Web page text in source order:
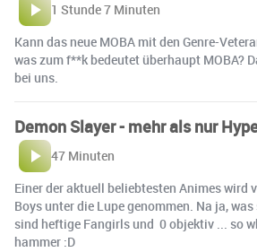
1 Stunde 7 Minuten
Kann das neue MOBA mit den Genre-
was zum f**k bedeutet überhaupt MOBA?
bei uns.
Demon Slayer - mehr als nur
47 Minuten
Einer der aktuell beliebtesten Animes wird
Boys unter die Lupe genommen. Na ja,
sind heftige Fangirls und 0 objektiv ... so
hammer :D